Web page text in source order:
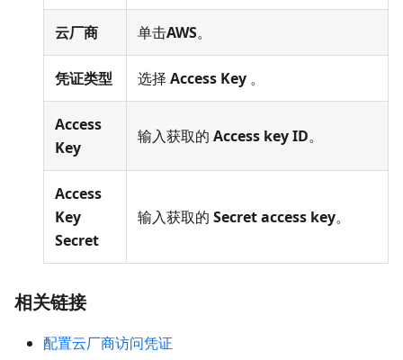
云厂商 单击AWS。
凭证类型 选择 Access Key 。
Access
Key
输入获取的 Access key ID。
Access
Key
Secret
输入获取的 Secret access key。
相关链接
配置云厂商访问凭证